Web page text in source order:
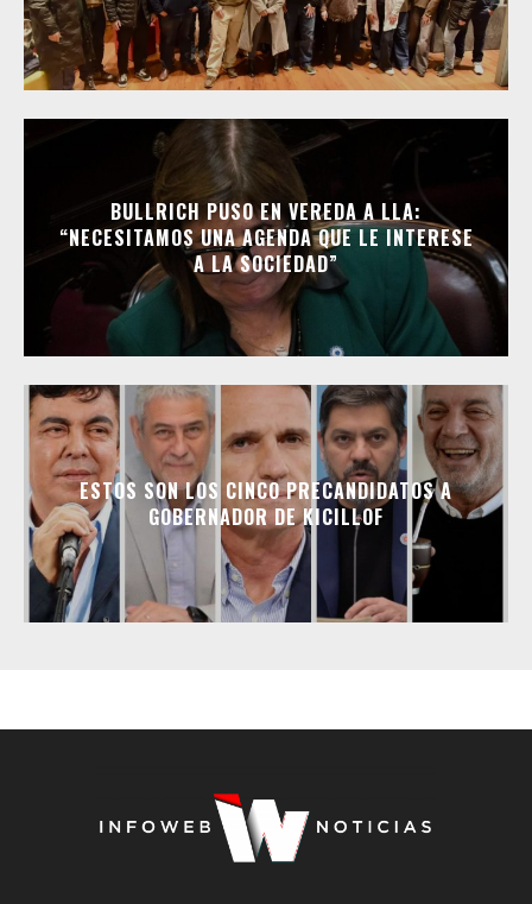
BULLRICH PUSO EN VEREDA A LLA:
“NECESITAMOS UNA AGENDA QUE LE INTERESE
A LA SOCIEDAD”
ESTOS SON LOS CINCO PRECANDIDATOS A
GOBERNADOR DE KICILLOF